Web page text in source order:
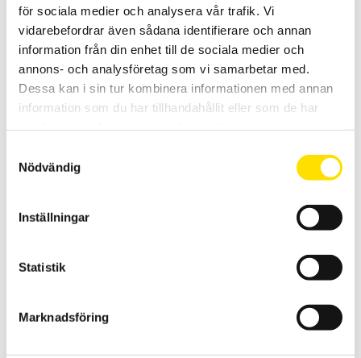
för sociala medier och analysera vår trafik. Vi
vidarebefordrar även sådana identifierare och annan
information från din enhet till de sociala medier och
annons- och analysföretag som vi samarbetar med.
Dessa kan i sin tur kombinera informationen med annan
information som du har tillhandahållit eller som de har
Nödvändig
Inställningar
Statistik
Marknadsföring
Insticksgivare med gänga
Pt100-skruvsensorn kännetecknas av hög tillförlitlighet och
lättrengjorda ytor.
LÄS MER
Vi har ett brett utbud av temperatur- och luftfuktighetsgivare. För så
väl utomhus som inomhus-applikationer och renrum.